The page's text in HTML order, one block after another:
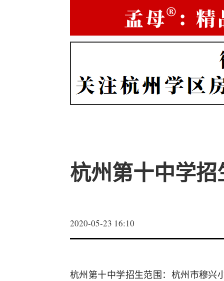
杭州第十中学招
2020-05-23 16:10
杭州第十中学招生范围：杭州市穆兴